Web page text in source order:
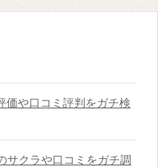
価や口コミ評判をガチ検
サクラや口コミをガチ調